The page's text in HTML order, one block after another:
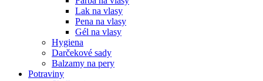
Lak na vlasy
Pena na vlasy
Gél na vlasy
Hygiena
Darčekové sady
Balzamy na pery
Potraviny